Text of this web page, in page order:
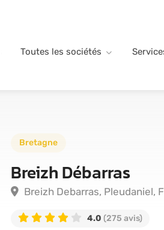
Toutes les sociétés
Bretagne
Breizh Débarras
Breizh Debarras, Pleudaniel,
4.0 (275 avis)